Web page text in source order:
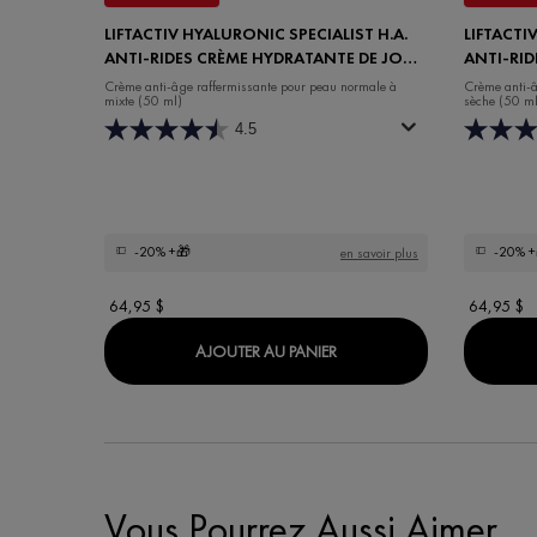
LIFTACTIV HYALURONIC SPECIALIST H.A.
ANTI-RIDES CRÈME HYDRATANTE DE JOUR
POUR PEAU NORMALE À MIXTE
Crème anti-âge raffermissante pour peau normale à
mixte (50 ml)
4.5
-20%+🎁 en savoir plus
64,95 $
AJOUTER AU PANIER LIFTACTIV HYALURONIC
ANTI-
POUR
Crème anti-
sèche (50
-20%
64,95 $